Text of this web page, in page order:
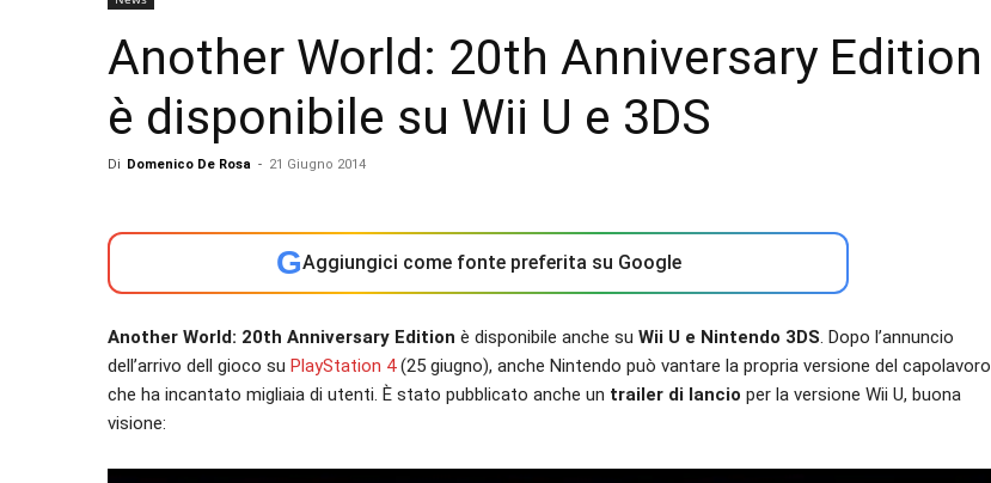
Another World: 20th Anniversary Edition
è disponibile su Wii U e 3DS
Di Domenico De Rosa - 21 Giugno 2014
GAggiungici come fonte preferita su Google
Another World: 20th Anniversary Edition è disponibile anche su Wii U e Nintendo 3DS. Dopo l’annuncio
dell’arrivo dell gioco su PlayStation 4(25 giugno), anche Nintendo può vantare la propria versione del capolavoro
che ha incantato migliaia di utenti. È stato pubblicato anche un trailer di lancio per la versione Wii U, buona
visione: